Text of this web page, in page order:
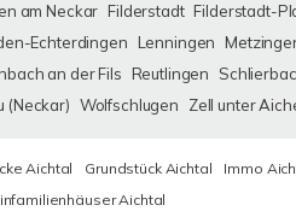
am Neckar Filderstadt Filderstadt-
Echterdingen
Lenningen
an der Fils
Reutlingen
(Neckar) Wolfschlugen Zell unter
Aichtal Grundstück Aichtal Immo
Aichtal